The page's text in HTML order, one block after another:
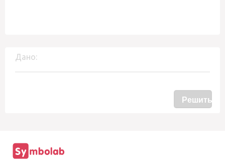
Дано:
Решить